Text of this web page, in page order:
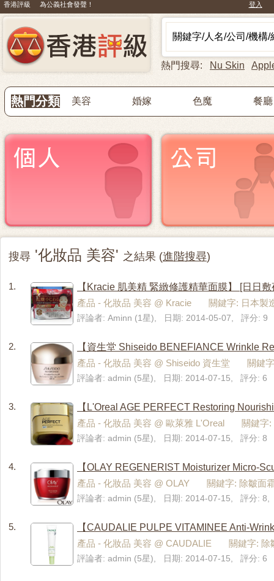
香港評級 為公義社會發聲！ 登入
熱門搜尋: Nu Skin
熱門分類 美容 婚嫁 色魔 餐廳
搜尋 '化妝品 美容' 之結果 (進階搜尋)
1.
【Kracie 肌美精 緊緻修護精華面膜】 [日日
產品 - 化妝品 美容 @ Kracie 關鍵字: 日本製
評論者: Aminn (1星), 日期: 2014-05-07, 評分: 9
2.
【資生堂 Shiseido BENEFIANCE Wrinkle
產品 - 化妝品 美容 @ Shiseido 資生堂 關鍵
評論者: admin (5星), 日期: 2014-07-15, 評分: 6
3.
【L'Oreal AGE PERFECT Restoring
產品 - 化妝品 美容 @ 歐萊雅 L'Oreal 關鍵字:
評論者: admin (5星), 日期: 2014-07-15, 評分: 8
4.
【OLAY REGENERIST Moisturizer Micro-
產品 - 化妝品 美容 @ OLAY 關鍵字: 除皺面
評論者: admin (5星), 日期: 2014-07-15, 評分: 8,
5.
【CAUDALIE PULPE VITAMINEE Anti-
產品 - 化妝品 美容 @ CAUDALIE 關鍵字: 除
評論者: admin (5星), 日期: 2014-07-15, 評分: 6